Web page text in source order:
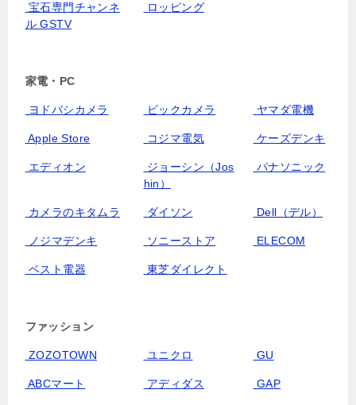
宝石専門チャンネ
ル GSTV
ロッピング
家電・PC
ヨドバシカメラ ビックカメラ ヤマダ電機
Apple Store コジマ電気 ケーズデンキ
エディオン
ジョーシン（Jos
hin）
パナソニック
カメラのキタムラ ダイソン Dell（デル）
ノジマデンキ ソニーストア ELECOM
ベスト電器 東芝ダイレクト
ファッション
ZOZOTOWN ユニクロ GU
ABCマート アディダス GAP